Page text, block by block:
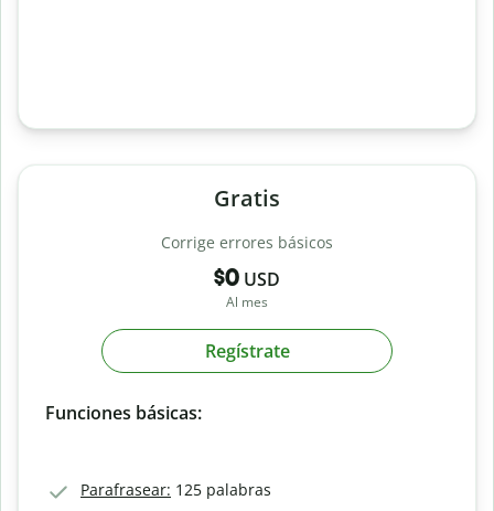
Gratis
Corrige errores básicos
$0 USD
Al mes
Regístrate
Funciones básicas:
Parafrasear: 125 palabras